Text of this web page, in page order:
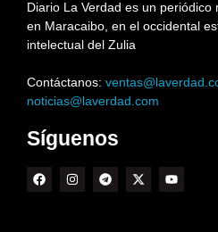
Diario La Verdad es un
en Maracaibo, en el occidental
intelectual del Zulia
Contáctanos:
noticias@laverdad.com
Síguenos